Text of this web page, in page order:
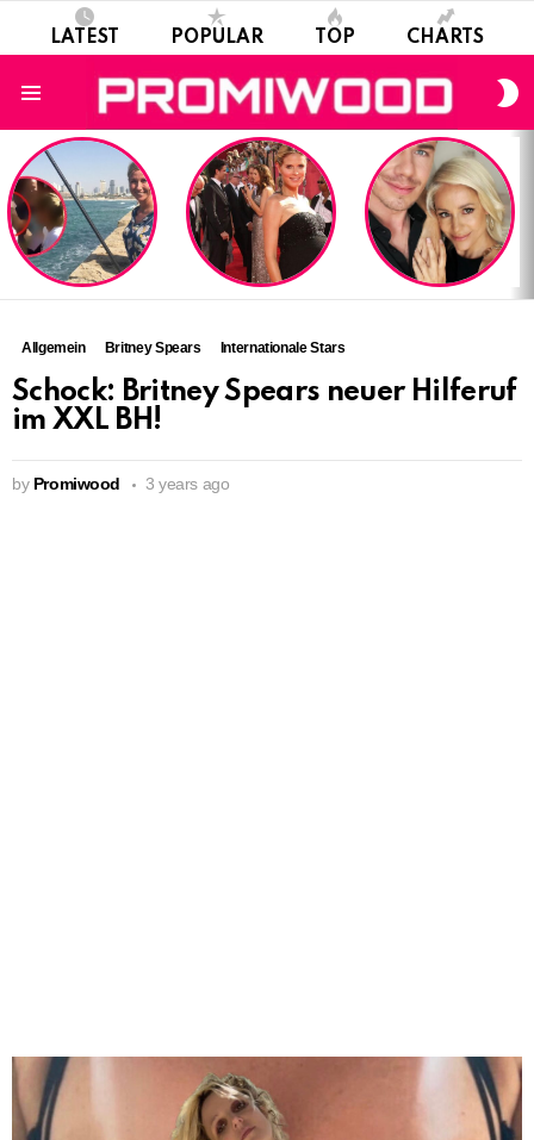
LATEST POPULAR TOP CHARTS
LATEST
STORIES
Allgemein Britney Spears Internationale Stars
Schock: Britney Spears neuer Hilferuf
im XXL BH!
by Promiwood 3 years ago